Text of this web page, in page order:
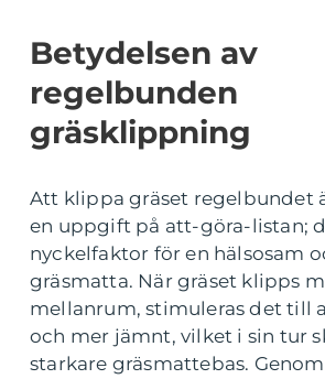
Betydelsen av
regelbunden
gräsklippning
Att klippa gräset regelbundet
en uppgift på att-göra-listan;
nyckelfaktor för en hälsosam
gräsmatta. När gräset klipps
mellanrum, stimuleras det till
och mer jämnt, vilket i sin tur
starkare gräsmattebas.